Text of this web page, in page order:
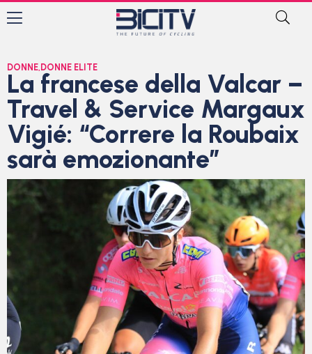
DONNE, DONNE ELITE
La francese della Valcar –
Travel & Service Margaux
Vigié: “Correre la Roubaix
sarà emozionante”